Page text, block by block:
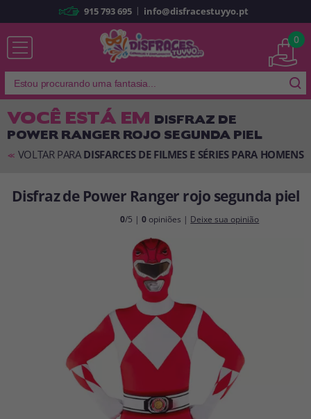
Já sou cliente
Lembrar-me Esqueceu sua senha?
É a minha primeira vez
Sou novo
disfracestuyyo.pt
compras rapidamente em nossa loja virtual, verificar o status de seus
pedidos e consultar suas operações anteriores.
Vá em frente! Estávamos esperando por você.
CRIAR CONTA
915 793 695 | info@disfracestuyyo.pt
0
VOCÊ ESTÁ EM DISFRAZ DE
POWER RANGER ROJO SEGUNDA PIEL
<< VOLTAR PARA DISFARCES DE FILMES E SÉRIES PARA HOMENS
Disfraz de Power Ranger rojo segunda piel
0/5 |0 opiniões | Deixe sua opinião